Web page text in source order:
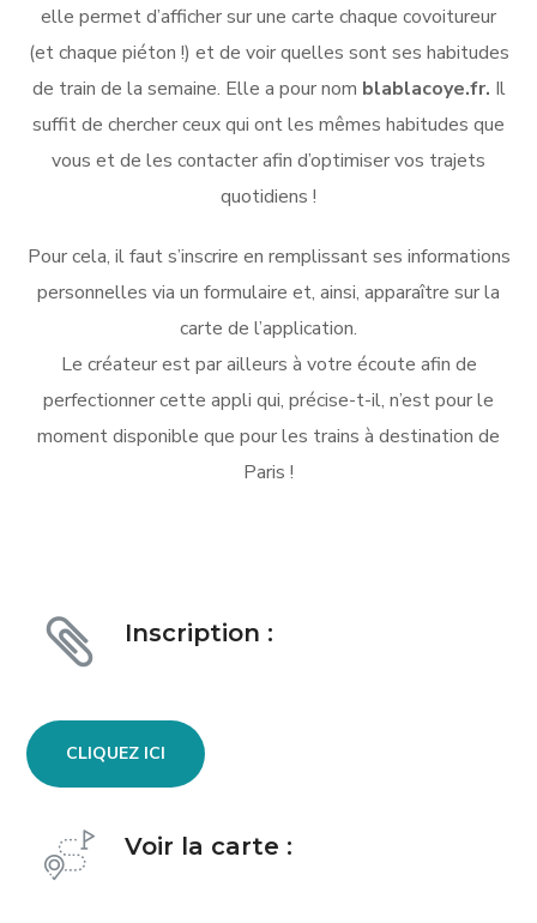
elle permet d’afficher sur une carte chaque covoitureur
(et chaque piéton !) et de voir quelles sont ses habitudes
de train de la semaine. Elle a pour nom blablacoye.fr. Il
suffit de chercher ceux qui ont les mêmes habitudes que
vous et de les contacter afin d’optimiser vos trajets
quotidiens !
Pour cela, il faut s’inscrire en remplissant ses informations
personnelles via un formulaire et, ainsi, apparaître sur la
carte de l’application.
Le créateur est par ailleurs à votre écoute afin de
perfectionner cette appli qui, précise-t-il, n’est pour le
moment disponible que pour les trains à destination de
Paris !
Inscription :
CLIQUEZ ICI
Voir la carte :